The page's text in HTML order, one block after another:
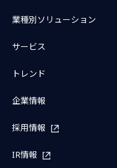
業種別ソリューション
サービス
トレンド
企業情報
採用情報
IR情報